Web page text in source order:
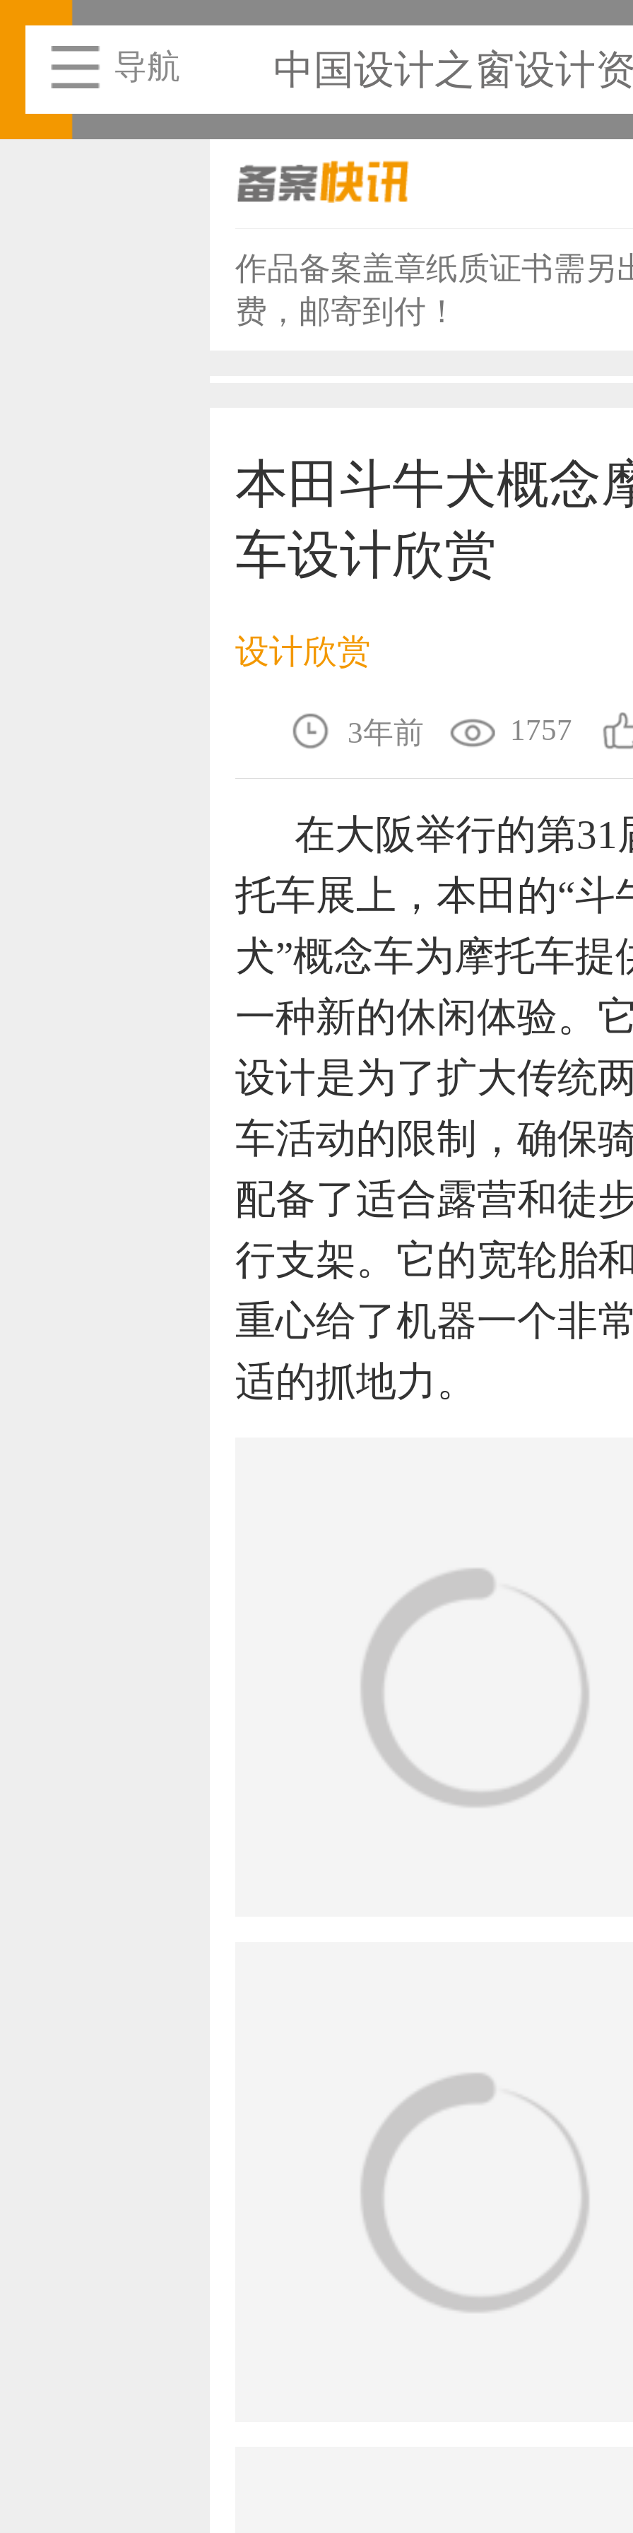
导航 中国设计之窗设计
恭喜133****6466用户作
恭喜138****8638用户作
恭喜136****9807用户作
恭喜150****6483用户作
恭喜131****2473用户作
恭喜159****4201用户作
更多
作品备案盖章纸质证书需另
费，邮寄到付！
本田斗牛犬概念
车设计欣赏
设计欣赏
3年前 1757
在大阪举行的第31
托车展上，本田的“斗
犬”概念车为摩托车提
一种新的休闲体验。
设计是为了扩大传统
车活动的限制，确保
配备了适合露营和徒
行支架。它的宽轮胎
重心给了机器一个非
适的抓地力。